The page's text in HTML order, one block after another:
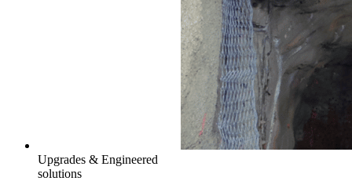
Upgrades & Engineered
solutions